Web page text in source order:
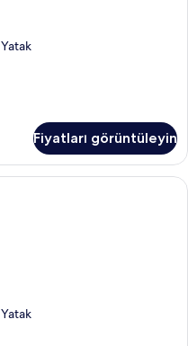
Fiyatları görüntüleyin
for 4+1 Seaside | Minibar,